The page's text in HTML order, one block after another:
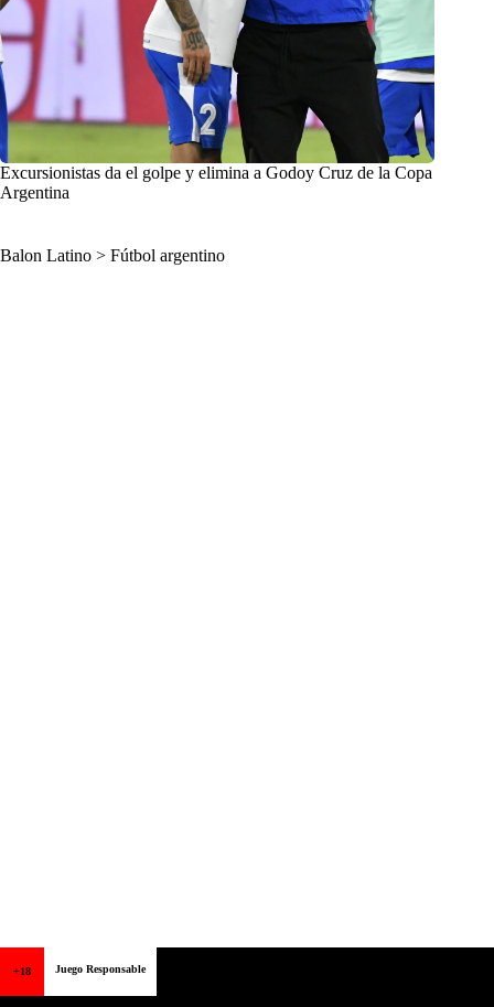
Excursionistas da el golpe y elimina a Godoy Cruz de la Copa
Argentina
Balon Latino > Fútbol argentino
+18 Juego Responsable